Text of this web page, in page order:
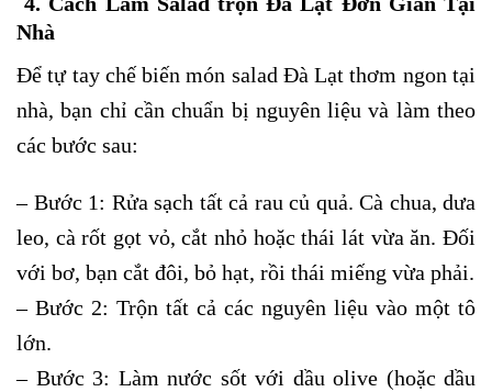
Nhà
Để tự tay chế biến món salad Đà Lạt thơm ngon tại
nhà, bạn chỉ cần chuẩn bị nguyên liệu và làm theo
các bước sau:
– Bước 1: Rửa sạch tất cả rau củ quả. Cà chua, dưa
leo, cà rốt gọt vỏ, cắt nhỏ hoặc thái lát vừa ăn. Đối
với bơ, bạn cắt đôi, bỏ hạt, rồi thái miếng vừa phải.
– Bước 2: Trộn tất cả các nguyên liệu vào một tô
lớn.
– Bước 3: Làm nước sốt với dầu olive (hoặc dầu